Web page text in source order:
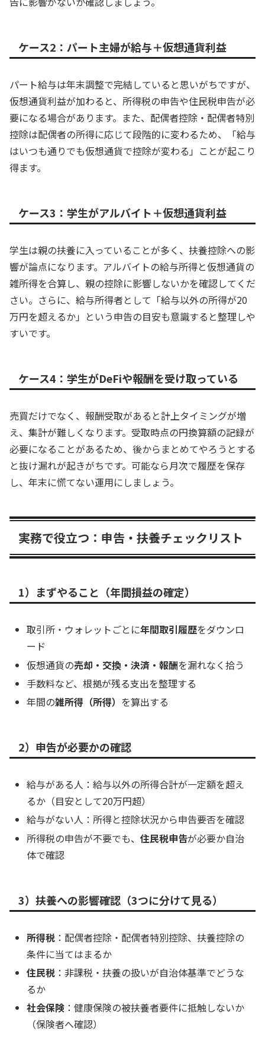
ケース2：パート主婦が給与＋仮想通貨利益
パート給与は年末調整で完結していると思いがちですが、
仮想通貨利益が加わると、所得税の申告や住民税申告が必
要になる場合があります。また、配偶者控除・配偶者特別
控除は配偶者の所得に応じて段階的に変わるため、「給与
はいつも通りでも仮想通貨で控除が変わる」ことが起こり
得ます。
ケース3：学生がアルバイト＋仮想通貨利益
学生は親の扶養に入っていることが多く、扶養控除への影
響が論点になります。アルバイトの給与所得と仮想通貨の
雑所得を合算し、親の控除に影響しないかを確認してくだ
さい。さらに、給与所得者として「給与以外の所得が20
万円を超えるか」という申告の目安も意識すると整理しや
すいです。
ケース4：学生がDeFiや報酬を受け取っている
売買だけでなく、報酬受取があると計上タイミングが増
え、集計が難しくなります。受取時点の円換算額の記録が
必要になることがあるため、後からまとめてやろうとする
と抜け漏れが起きがちです。可能なら月次で履歴を保存
し、年末に慌てない運用にしましょう。
実務で役立つ：申告・扶養チェックリスト
1）まずやること（年間損益の確定）
取引所・ウォレットごとに年間取引履歴をダウンロ
ード
仮想通貨の売却・交換・決済・報酬を漏れなく拾う
手数料など、根拠が残る支出を整理する
年間の雑所得（所得） を算出する
2）申告が必要かの確認
給与がある人：給与以外の所得合計が一定額を超え
るか（目安として20万円超）
給与がない人：所得と控除状況から申告要否を確認
所得税の申告が不要でも、住民税申告が必要か自治
体で確認
3）扶養への影響確認（3つに分けて見る）
所得税 ：配偶者控除・配偶者特別控除、扶養控除の
条件に当てはまるか
住民税 ：非課税・扶養の扱いが自治体基準でどうな
るか
社会保険 ：健康保険の被扶養者要件に抵触しないか
（保険者へ確認）